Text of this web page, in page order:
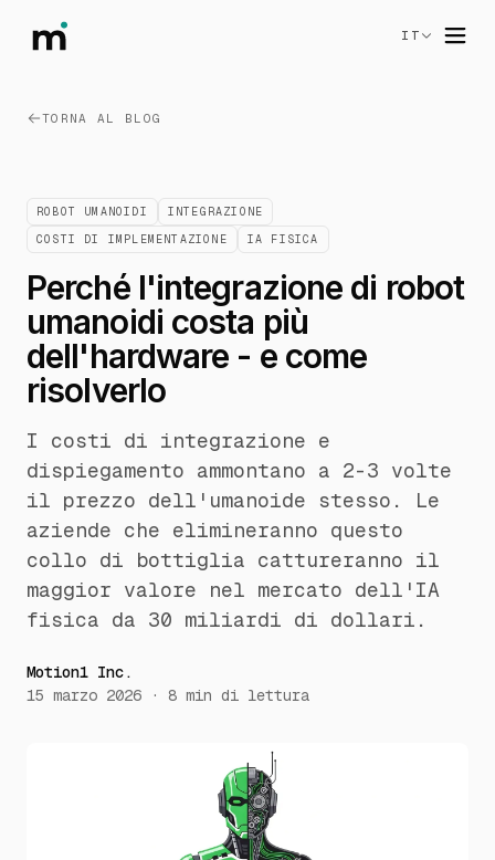
IT
TORNA AL BLOG
ROBOT UMANOIDI
INTEGRAZIONE
COSTI DI IMPLEMENTAZIONE
IA FISICA
Perché l'integrazione di robot
umanoidi costa più
dell'hardware - e come
risolverlo
I costi di integrazione e
dispiegamento ammontano a 2-3 volte
il prezzo dell'umanoide stesso. Le
aziende che elimineranno questo
collo di bottiglia cattureranno il
maggior valore nel mercato dell'IA
fisica da 30 miliardi di dollari.
Motion1 Inc.
15 marzo 2026 · 8 min di lettura